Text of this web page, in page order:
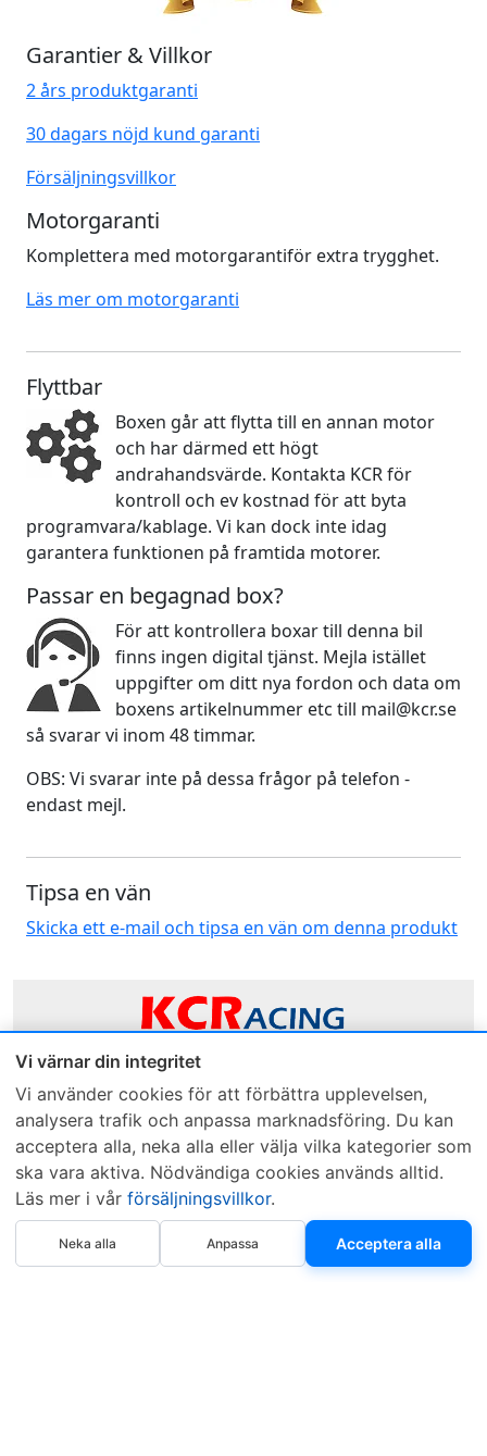
Vi värnar din integritet
Vi använder cookies för att förbättra upplevelsen,
analysera trafik och anpassa marknadsföring. Du kan
acceptera alla, neka alla eller välja vilka kategorier som
ska vara aktiva. Nödvändiga cookies används alltid.
Läs mer i vår försäljningsvillkor.
Neka alla Anpassa Acceptera alla
Köp nu
Garantier & Villkor
2 års produktgaranti
30 dagars nöjd kund garanti
Försäljningsvillkor
Motorgaranti
Komplettera med motorgarantiför extra trygghet.
Läs mer om motorgaranti
Flyttbar
Boxen går att flytta till en annan motor
och har därmed ett högt
andrahandsvärde. Kontakta KCR för
kontroll och ev kostnad för att byta
programvara/kablage. Vi kan dock inte idag
garantera funktionen på framtida motorer.
Passar en begagnad box?
För att kontrollera boxar till denna bil
finns ingen digital tjänst. Mejla istället
uppgifter om ditt nya fordon och data om
boxens artikelnummer etc till mail@kcr.se
så svarar vi inom 48 timmar.
OBS: Vi svarar inte på dessa frågor på telefon -
endast mejl.
Tipsa en vän
Skicka ett e-mail och tipsa en vän om denna produkt
Sveriges mest sålda dieselbox
Kontakta KCR
Om KCR/Garantier
Teknik / Begagnad box
Återförsäljare
Sök KCR-box
Försäljningsvillkor
Telefon
0515-801 50
Öppettider
Mån-Tor 8:00-16:30
Fredag 8:00-11:30